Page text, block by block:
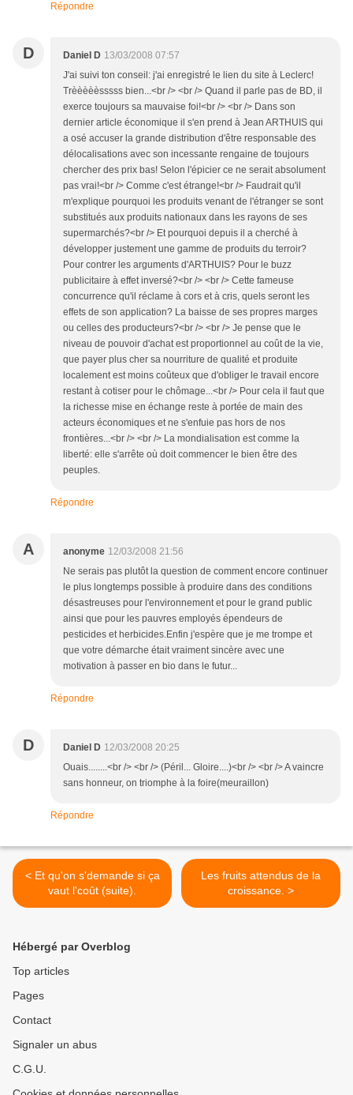
Répondre
D Daniel D 13/03/2008 07:57
J'ai suivi ton conseil: j'ai enregistré le lien du site à Leclerc!
Trèèèèèsssss bien...<br /> <br /> Quand il parle pas de BD, il
exerce toujours sa mauvaise foi!<br /> <br /> Dans son
dernier article économique il s'en prend à Jean ARTHUIS qui
a osé accuser la grande distribution d'être responsable des
délocalisations avec son incessante rengaine de toujours
chercher des prix bas! Selon l'épicier ce ne serait absolument
pas vrai!<br /> Comme c'est étrange!<br /> Faudrait qu'il
m'explique pourquoi les produits venant de l'étranger se sont
substitués aux produits nationaux dans les rayons de ses
supermarchés?<br /> Et pourquoi depuis il a cherché à
développer justement une gamme de produits du terroir?
Pour contrer les arguments d'ARTHUIS? Pour le buzz
publicitaire à effet inversé?<br /> <br /> Cette fameuse
concurrence qu'il réclame à cors et à cris, quels seront les
effets de son application? La baisse de ses propres marges
ou celles des producteurs?<br /> <br /> Je pense que le
niveau de pouvoir d'achat est proportionnel au coût de la vie,
que payer plus cher sa nourriture de qualité et produite
localement est moins coûteux que d'obliger le travail encore
restant à cotiser pour le chômage...<br /> Pour cela il faut que
la richesse mise en échange reste à portée de main des
acteurs économiques et ne s'enfuie pas hors de nos
frontières...<br /> <br /> La mondialisation est comme la
liberté: elle s'arrête où doit commencer le bien être des
peuples.
Répondre
A anonyme 12/03/2008 21:56
Ne serais pas plutôt la question de comment encore continuer
le plus longtemps possible à produire dans des conditions
désastreuses pour l'environnement et pour le grand public
ainsi que pour les pauvres employés épendeurs de
pesticides et herbicides.Enfin j'espère que je me trompe et
que votre démarche était vraiment sincère avec une
motivation à passer en bio dans le futur...
Répondre
D Daniel D 12/03/2008 20:25
Ouais........<br /> <br /> (Péril... Gloire....)<br /> <br /> A vaincre
sans honneur, on triomphe à la foire(meuraillon)
Répondre
< Et qu'on s'demande si ça
vaut l'coût (suite).
Les fruits attendus de la
croissance. >
Hébergé par Overblog
Top articles
Pages
Contact
Signaler un abus
C.G.U.